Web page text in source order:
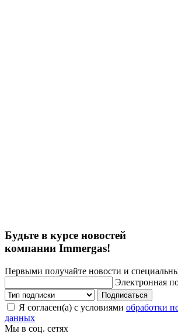
Будьте в курсе новостей
компании Immergas!
Первыми получайте новости и
Электронная
Подписаться
Я согласен(а) с условиями обработки
данных
Мы в соц. сетях